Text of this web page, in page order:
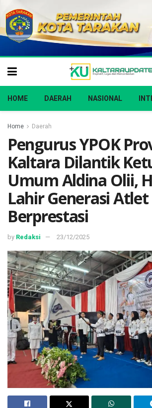
HOME DAERAH NASIONAL
Home Daerah
Pengurus YPOK
Kaltara Dilantik
Umum Aldina Olii,
Lahir Generasi Atlet
Berprestasi
by Redaksi 23/12/2025